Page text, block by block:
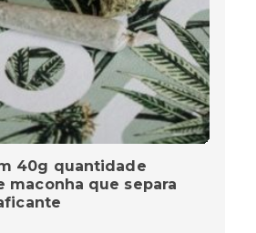
40g quantidade
maconha que separa